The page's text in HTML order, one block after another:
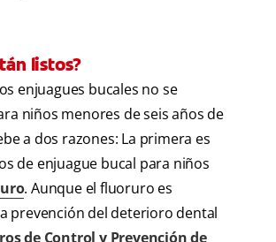
listos?
enjuagues bucales no se
niños menores de seis años de
a dos razones: La primera es
de enjuague bucal para niños
. Aunque el fluoruro es
prevención del deterioro dental
de Control y Prevención de